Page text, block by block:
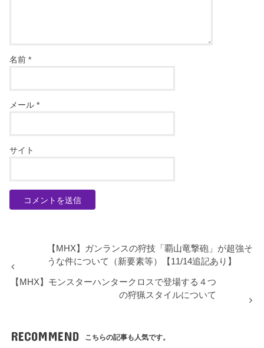
名前*
メール*
サイト
【MHX】ガンランスの狩技「覇山竜撃砲」が超強そ
うな件について（新要素等）【11/14追記あり】
【MHX】モンスターハンタークロスで登場する４つ
の狩猟スタイルについて
RECOMMEND こちらの記事も人気です。